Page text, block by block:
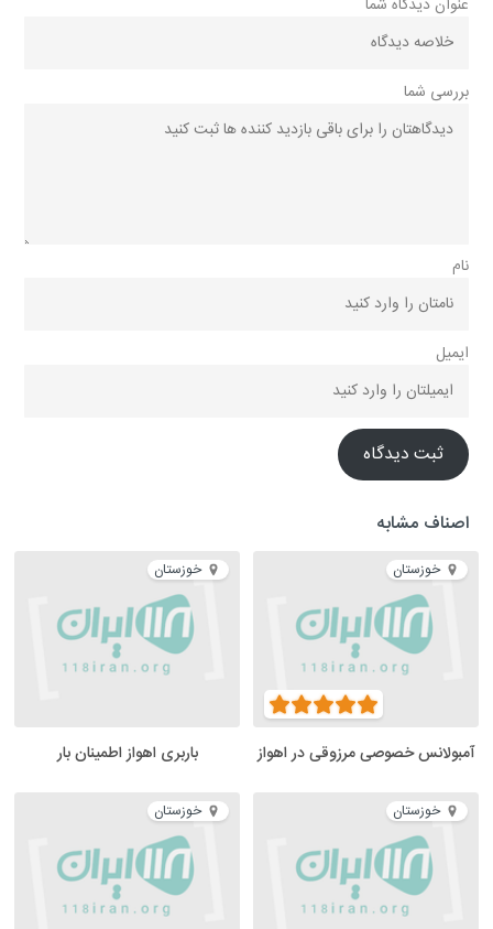
عنوان دیدگاه شما
بررسی شما
نام
ایمیل
ثبت دیدگاه
اصناف مشابه
خوزستان
آمبولانس خصوصی مرزوقی در اهواز
خوزستان
باربری اهواز اطمینان بار
خوزستان خوزستان